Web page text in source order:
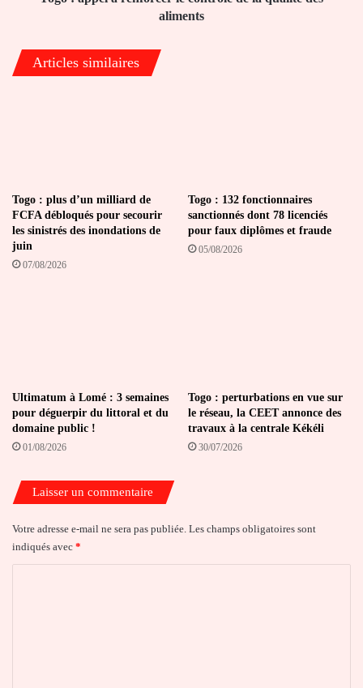
aliments
Articles similaires
Togo : plus d’un milliard de
FCFA débloqués pour secourir
les sinistrés des inondations de
juin
07/08/2026
Togo : 132 fonctionnaires
sanctionnés dont 78 licenciés
pour faux diplômes et fraude
05/08/2026
Ultimatum à Lomé : 3 semaines
pour déguerpir du littoral et du
domaine public !
01/08/2026
Togo : perturbations en vue sur
le réseau, la CEET annonce des
travaux à la centrale Kékéli
30/07/2026
Laisser un commentaire
Votre adresse e-mail ne sera pas publiée. Les champs obligatoires sont
indiqués avec *